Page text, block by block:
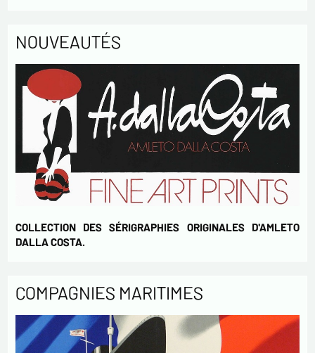
NOUVEAUTÉS
COLLECTION DES SÉRIGRAPHIES ORIGINALES D'AMLETO
DALLA COSTA.
COMPAGNIES MARITIMES